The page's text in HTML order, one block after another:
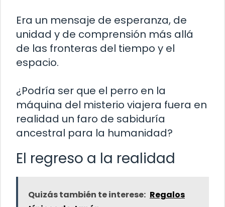
Era un mensaje de esperanza, de
unidad y de comprensión más allá
de las fronteras del tiempo y el
espacio.
¿Podría ser que el perro en la
máquina del misterio viajera fuera en
realidad un faro de sabiduría
ancestral para la humanidad?
El regreso a la realidad
Quizás también te interese: Regalos